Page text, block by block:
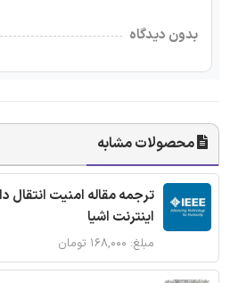
بدون دیدگاه
محصولات مشابه
اینترنت اشیا
مبلغ: ۱۶۸,۰۰۰ تومان